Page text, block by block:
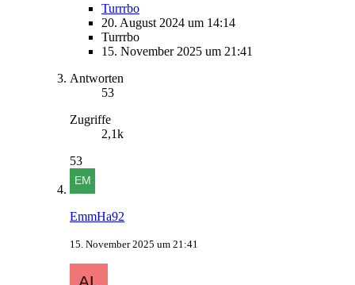
Turrrbo
20. August 2024 um 14:14
Turrrbo
15. November 2025 um 21:41
Antworten
53
Zugriffe
2,1k
53
EmmHa92
15. November 2025 um 21:41